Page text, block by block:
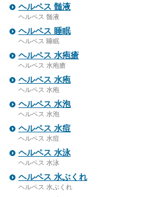
ヘルペス 髄液
ヘルペス 髄液
ヘルペス 睡眠
ヘルペス 睡眠
ヘルペス 水疱瘡
ヘルペス 水疱瘡
ヘルペス 水疱
ヘルペス 水疱
ヘルペス 水泡
ヘルペス 水泡
ヘルペス 水痘
ヘルペス 水痘
ヘルペス 水泳
ヘルペス 水泳
ヘルペス 水ぶくれ
ヘルペス 水ぶくれ